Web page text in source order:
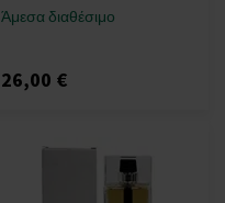
Άμεσα διαθέσιμο
26,00 €